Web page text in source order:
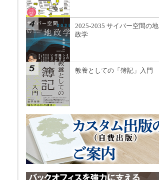
2025-2035 サイバー空間の地
政学
教養としての「簿記」入門